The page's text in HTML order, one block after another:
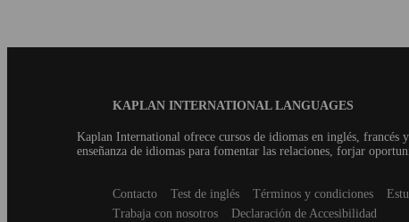
KAPLAN INTERNATIONAL LANGUAGES
Kaplan International ofrece cursos de idiomas en inglés, francés
enseñanza de idiomas para fomentar las relaciones, forjar
SecondaryContacto Test de inglés Términos y condiciones
Trabaja con nosotros
Declaración de Accesibilidad